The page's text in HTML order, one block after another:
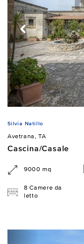
Silvia Natillo
Avetrana, TA
Cascina/Casale
9000 mq
8 Camere da
letto